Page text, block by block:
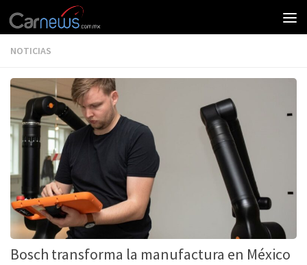
NOTICIAS
Bosch transforma la manufactura en México